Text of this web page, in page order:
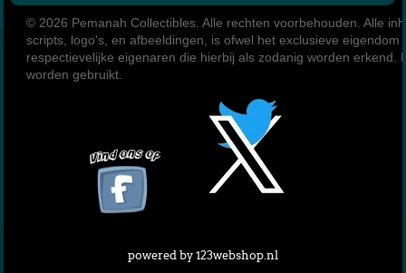
© 2026 Pemanah Collectibles. Alle rechten voorbehouden. Alle
scripts, logo's, en afbeeldingen, is ofwel het exclusieve
respectievelijke eigenaren die hierbij als zodanig worden
powered by 123webshop.nl